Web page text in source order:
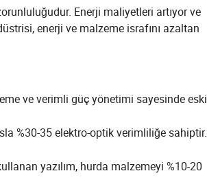
Enerji maliyetleri artıyor ve
enerji ve malzeme israfını azaltan
ve verimli güç yönetimi sayesinde eski
%30-35 elektro-optik verimliliğe sahiptir.
yazılım, hurda malzemeyi %10-20